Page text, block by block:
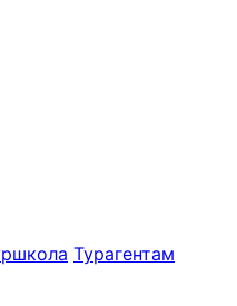
Турагентам